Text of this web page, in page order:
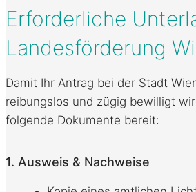
Erforderliche
Landesförderung
Damit Ihr Antrag bei der Stadt
reibungslos und zügig bewilligt
folgende Dokumente bereit:
1. Ausweis & Nachweise